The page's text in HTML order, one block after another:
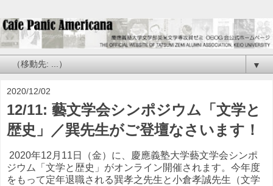
▼
2020/12/02
12/11: 藝文学会シンポジウム「文学と
歴史」／巽先生がご登壇なさいます！
2020年12月11日（金）に、慶應義塾大学藝文学会シンポ
ジウム「文学と歴史」がオンライン開催されます。今年度
をもって定年退職される巽孝之先生と小倉孝誠先生（文学